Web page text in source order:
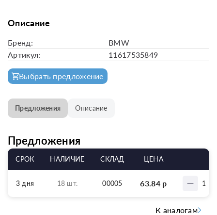
Описание
Бренд:
BMW
Артикул:
11617535849
Выбрать предложение
Предложения Описание
Предложения
СРОК НАЛИЧИЕ СКЛАД ЦЕНА
3 дня 18 шт. 00005 63.84р 1
К аналогам